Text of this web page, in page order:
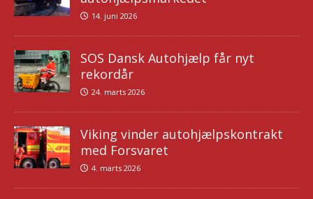
14. juni 2026
SOS Dansk Autohjælp får nyt
rekordår
24. marts 2026
Viking vinder autohjælpskontrakt
med Forsvaret
4. marts 2026